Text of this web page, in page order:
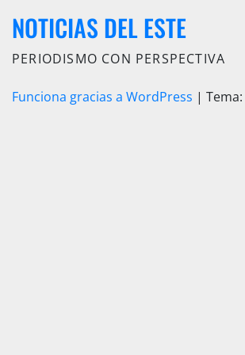
NOTICIAS DEL ESTE
PERIODISMO CON PERSPECTIVA
Funciona gracias a WordPress |